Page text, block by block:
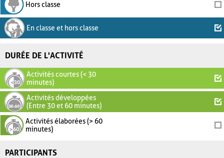
Hors classe
En classe et hors classe
DURÉE DE L'ACTIVITÉ
Activités courtes (< 30
minutes)
Activités développées
(Entre 30 et 60 minutes)
Activités élaborées (> 60
minutes)
PARTICIPANTS